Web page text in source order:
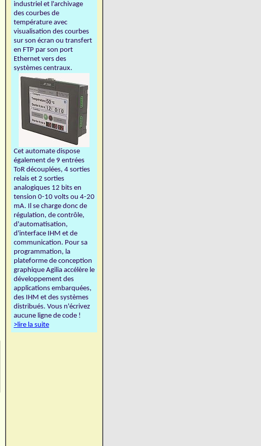
industriel et l'archivage
des courbes de
température avec
visualisation des courbes
sur son écran ou transfert
en FTP par son port
Ethernet vers des
systèmes centraux.
Cet automate dispose
également de 9 entrées
ToR découplées, 4 sorties
relais et 2 sorties
analogiques 12 bits en
tension 0-10 volts ou 4-20
mA. Il se charge donc de
régulation, de contrôle,
d'automatisation,
d'interface IHM et de
communication. Pour sa
programmation, la
plateforme de conception
graphique Agilia accélère le
développement des
applications embarquées,
des IHM et des systèmes
distribués. Vous n'écrivez
aucune ligne de code !
>lire la suite